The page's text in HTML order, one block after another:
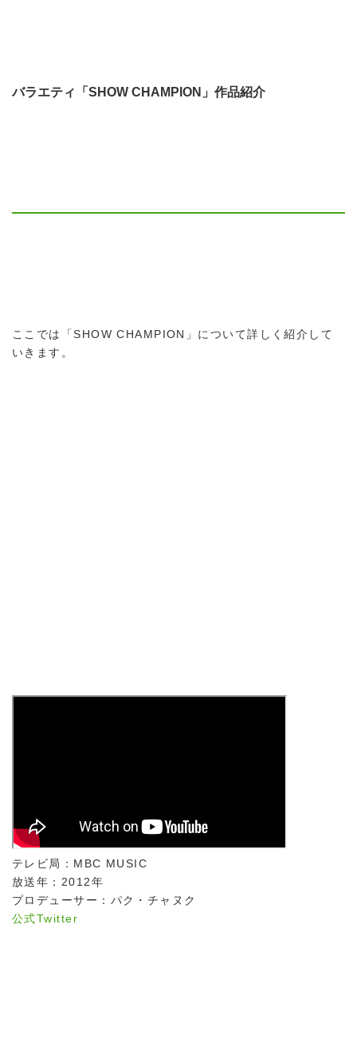
バラエティ「SHOW CHAMPION」作品紹介
ここでは「SHOW CHAMPION」について詳しく紹介して
いきます。
テレビ局：MBC MUSIC
放送年：2012年
プロデューサー：パク・チャヌク
公式Twitter